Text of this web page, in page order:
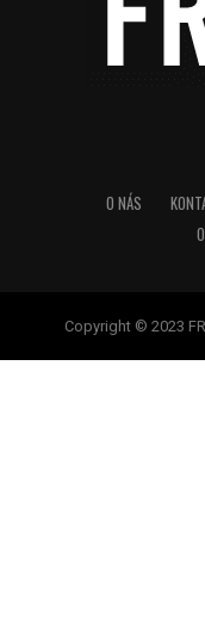
O NÁS
Copyright © 2023